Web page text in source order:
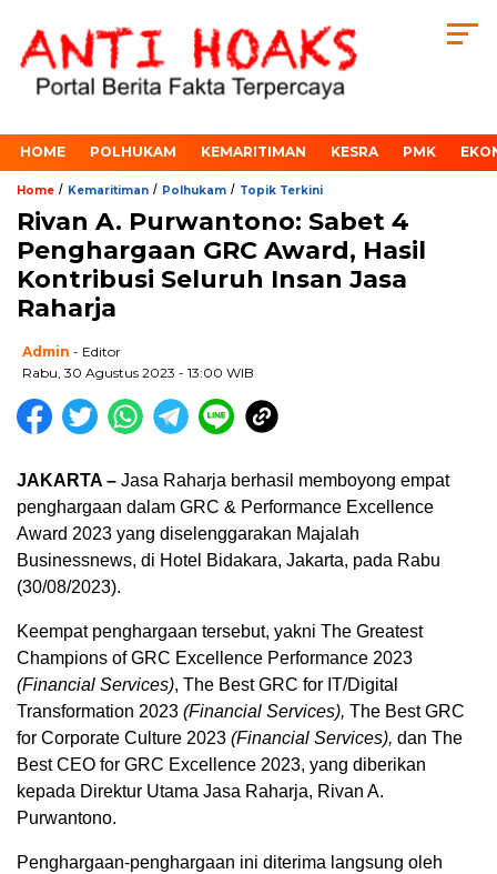
HOME POLHUKAM KEMARITIMAN KESRA PMK
Home / Kemaritiman / Polhukam / Topik Terkini
Rivan A. Purwantono: Sabet 4
Penghargaan GRC Award, Hasil
Kontribusi Seluruh Insan Jasa
Raharja
Admin - Editor
Rabu, 30 Agustus 2023 - 13:00 WIB
JAKARTA – Jasa Raharja berhasil memboyong empat
penghargaan dalam GRC & Performance Excellence
Award 2023 yang diselenggarakan Majalah
Businessnews, di Hotel Bidakara, Jakarta, pada Rabu
(30/08/2023).
Keempat penghargaan tersebut, yakni The Greatest
Champions of GRC Excellence Performance 2023
(Financial Services), The Best GRC for IT/Digital
Transformation 2023 (Financial Services), The Best GRC
for Corporate Culture 2023 (Financial Services), dan The
Best CEO for GRC Excellence 2023, yang diberikan
kepada Direktur Utama Jasa Raharja, Rivan A.
Purwantono.
Penghargaan-penghargaan ini diterima langsung oleh